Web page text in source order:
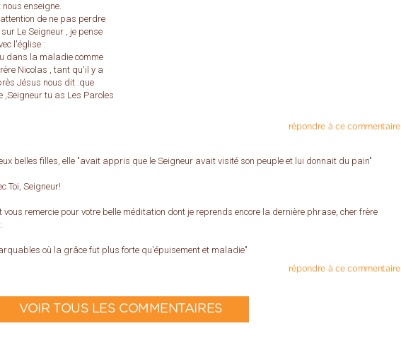
enseigne.
de ne pas perdre
Le Seigneur , je pense
l'église :
dans la maladie comme
Nicolas , tant qu'il y a
Jésus nous dit :que
,Seigneur tu as Les Paroles
répondre à ce commentaire
belles filles, elle "avait appris que le Seigneur avait visité son peuple et lui donnait du pain"
Toi, Seigneur!
remercie pour votre belle méditation dont je reprends encore la dernière phrase, cher frère
où la grâce fut plus forte qu'épuisement et maladie"
répondre à ce commentaire
VOIR TOUS LES COMMENTAIRES